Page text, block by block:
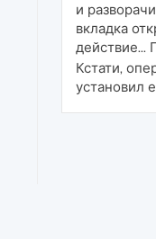
и
вкладка
действие...
Кстати,
установил